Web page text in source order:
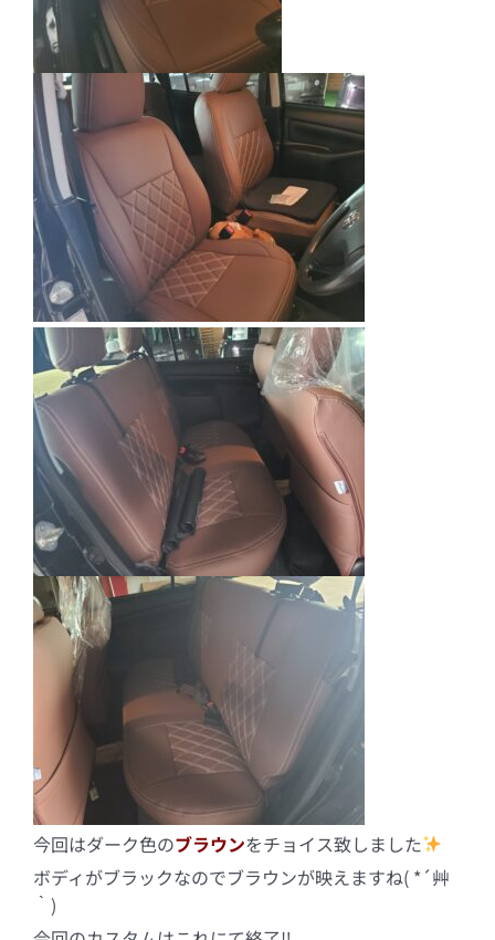
今回はダーク色のブラウンをチョイス致しました
ボディがブラックなのでブラウンが映えますね( *´艸
｀)